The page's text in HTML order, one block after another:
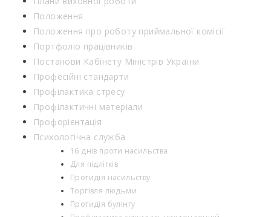
Положення
Положення про роботу приймальної комісії
Портфоліо працівників
Постанови Кабінету Міністрів України
Професійні стандарти
Профілактика стресу
Профілактичні матеріали
Профорієнтація
Психологічна служба
16 днів проти насильства
Для підлітків
Протидія насильству
Торгівля людьми
Протидія булінгу